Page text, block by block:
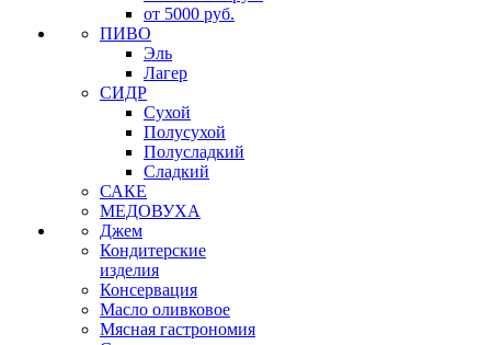
от 5000 руб.
ПИВО
Эль
Лагер
СИДР
Сухой
Полусухой
Полусладкий
Сладкий
САКЕ
МЕДОВУХА
Джем
Кондитерские
изделия
Консервация
Масло оливковое
Мясная гастрономия